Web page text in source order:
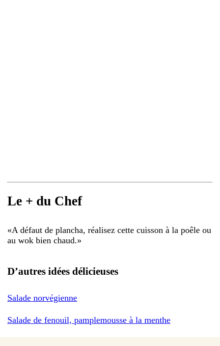
Le + du Chef
«A défaut de plancha, réalisez cette cuisson à la poêle ou
au wok bien chaud.»
D’autres idées délicieuses
Salade norvégienne
Salade de fenouil, pamplemousse à la menthe